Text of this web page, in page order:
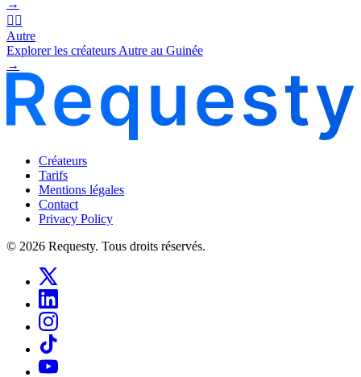
→
🧜‍♂️
Autre
Explorer les créateurs Autre au Guinée
→
Créateurs
Tarifs
Mentions légales
Contact
Privacy Policy
© 2026 Requesty. Tous droits réservés.